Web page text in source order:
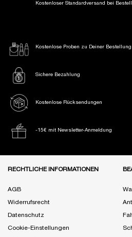
Kostenloser Standardversand bei
Kostenlose Proben zu Deiner Bestellung
Sichere Bezahlung
Kostenlose Rücksendungen
-15€ mit Newsletter-Anmeldung
RECHTLICHE INFORMATIONEN
AGB
Widerrufsrecht
Datenschutz
Cookie-Einstellungen